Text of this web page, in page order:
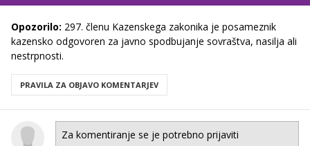
Opozorilo: 297. členu Kazenskega zakonika je posameznik
kazensko odgovoren za javno spodbujanje sovraštva, nasilja ali
nestrpnosti.
PRAVILA ZA OBJAVO KOMENTARJEV